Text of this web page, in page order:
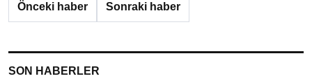
Önceki haber Sonraki haber
SON HABERLER